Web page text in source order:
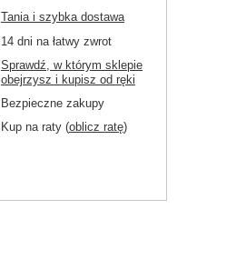
Tania i szybka dostawa
14 dni na łatwy zwrot
Sprawdź, w którym sklepie
obejrzysz i kupisz od ręki
Bezpieczne zakupy
Kup na raty (oblicz ratę)